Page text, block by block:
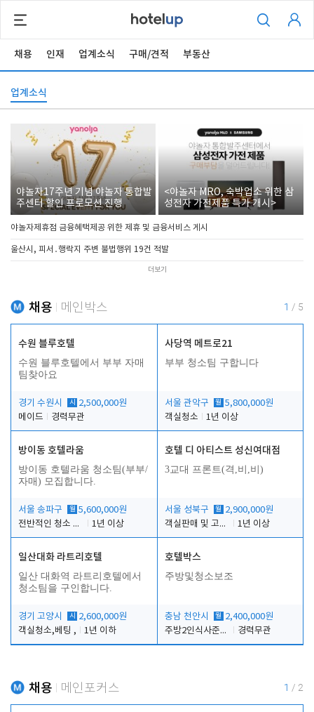
채용 인재 업계소식 구매/견적 부동산
업계소식
야놀자17주년 기념 야놀자 통합발
주센터 할인 프로모션 진행
<야놀자 MRO, 숙박업소 위한 삼
성전자 가전제품 특가 개시>
야놀자제휴점 금융혜택제공 위한 제휴 및 금융서비스 게시
울산시, 피서․행락지 주변 불법행위 19건 적발
더보기
채용 메인박스 1 / 5
수원 블루호텔
수원 블루호텔에서 부부 자매
팀찾아요
경기 수원시 시
2,500,000원
메이드
경력무관
사당역 메트로21
부부 청소팀 구합니다
서울 관악구 월 5,800,000원
객실청소
1년 이상
방이동 호텔라움
방이동 호텔라움 청소팀(부부/
자매) 모집합니다.
서울 송파구 월 5,600,000원
전반적인 청소 업무(객실청소.객실정리)
1년 이상
호텔 디 아티스트 성신여대점
3교대 프론트(격,비,비)
서울 성북구 월 2,900,000원
객실판매 및 고객응대
1년 이상
일산대화 라트리호텔
일산 대화역 라트리호텔에서
청소팀을 구인합니다.
경기 고양시 시
2,600,000원
객실청소,베팅 ,
1년 이하
호텔박스
주방및청소보조
충남 천안시 월 2,400,000원
주방2인식사준비및청소린렌보조
경력무관
채용 메인포커스 1 / 2